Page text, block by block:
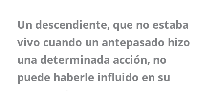
Un descendiente, que no estaba
vivo cuando un antepasado hizo
una determinada acción, no
puede haberle influido en su